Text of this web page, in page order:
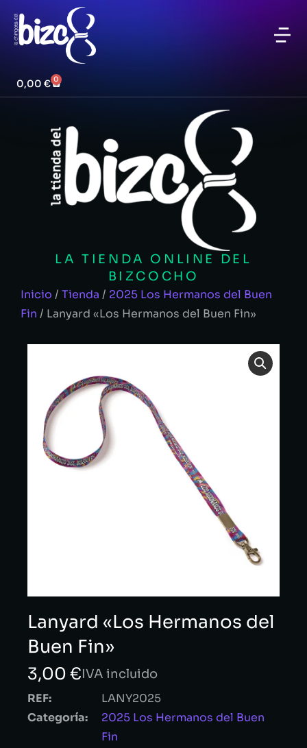
0,00 € 0
LA TIENDA ONLINE DEL
BIZCOCHO
Inicio / Tienda / 2025 Los Hermanos del Buen
Fin / Lanyard «Los Hermanos del Buen Fin»
Lanyard «Los Hermanos del
Buen Fin»
3,00 €IVA incluido
REF:
LANY2025
Categoría:
2025 Los Hermanos del Buen
Fin